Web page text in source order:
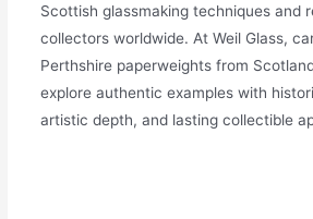
Scottish glassmaking techniques and
collectors worldwide. At Weil Glass,
Perthshire paperweights from
explore authentic examples with
artistic depth, and lasting collectible